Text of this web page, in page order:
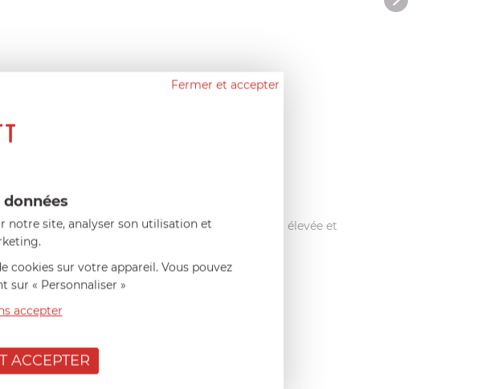
du fourneau, plus la température de fumage est élevée et
et idées recettes.
Fermer et accepter
notre site, analyser son utilisation et
cookies sur votre appareil. Vous pouvez
sur « Personnaliser »
accepter
ACCEPTER